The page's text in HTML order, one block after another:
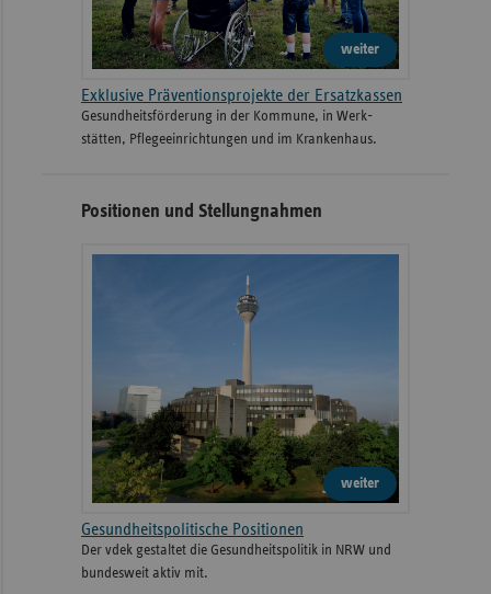
weiter
Exklusive Präventionsprojekte der Ersatzkassen
Gesund­heits­­förderung in der Kommune, in Werk­
stätten, Pflege­einrichtungen und im Kranken­haus.
Positionen und Stellungnahmen
weiter
Gesundheitspolitische Positionen
Der vdek gestaltet die Gesundheitspolitik in NRW und
bundesweit aktiv mit.